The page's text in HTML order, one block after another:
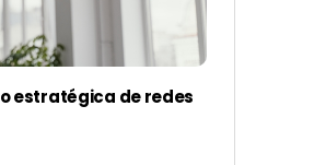
estratégica de redes